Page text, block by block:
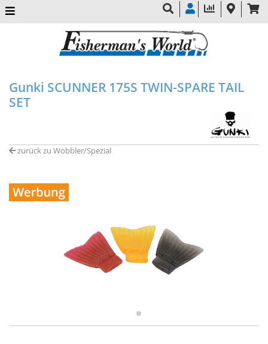
Gunki SCUNNER 175S TWIN-SPARE TAIL
SET
zurück zu Wobbler/Spezial